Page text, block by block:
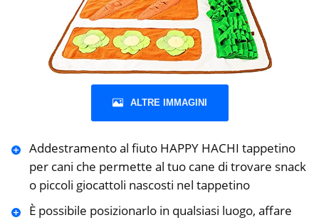
ALTRE IMMAGINI
Addestramento al fiuto HAPPY HACHI tappetino
per cani che permette al tuo cane di trovare snack
o piccoli giocattoli nascosti nel tappetino
È possibile posizionarlo in qualsiasi luogo, affare